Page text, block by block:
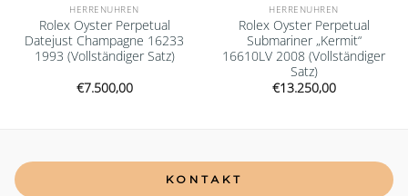
HERRENUHREN
Rolex Oyster Perpetual
Datejust Champagne 16233
1993 (Vollständiger Satz)
€7.500,00
HERRENUHREN
Rolex Oyster Perpetual
Submariner „Kermit“
16610LV 2008 (Vollständiger
Satz)
€13.250,00
KONTAKT